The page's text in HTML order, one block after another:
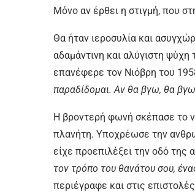
Μόνο αν έρθει η στιγμή, που
Θα ήταν ιεροσυλία και
αδαμάντινη και αλύγιστη
επανέφερε τον Νιόβρη του
παραδίδομαι. Αν θα βγω, θα
Η βροντερή φωνή σκέπασε το
πλανήτη. Υποχρέωσε την
είχε προεπιλέξει την οδό της
τον τρόπο του θανάτου σου,
περιέγραφε και στις